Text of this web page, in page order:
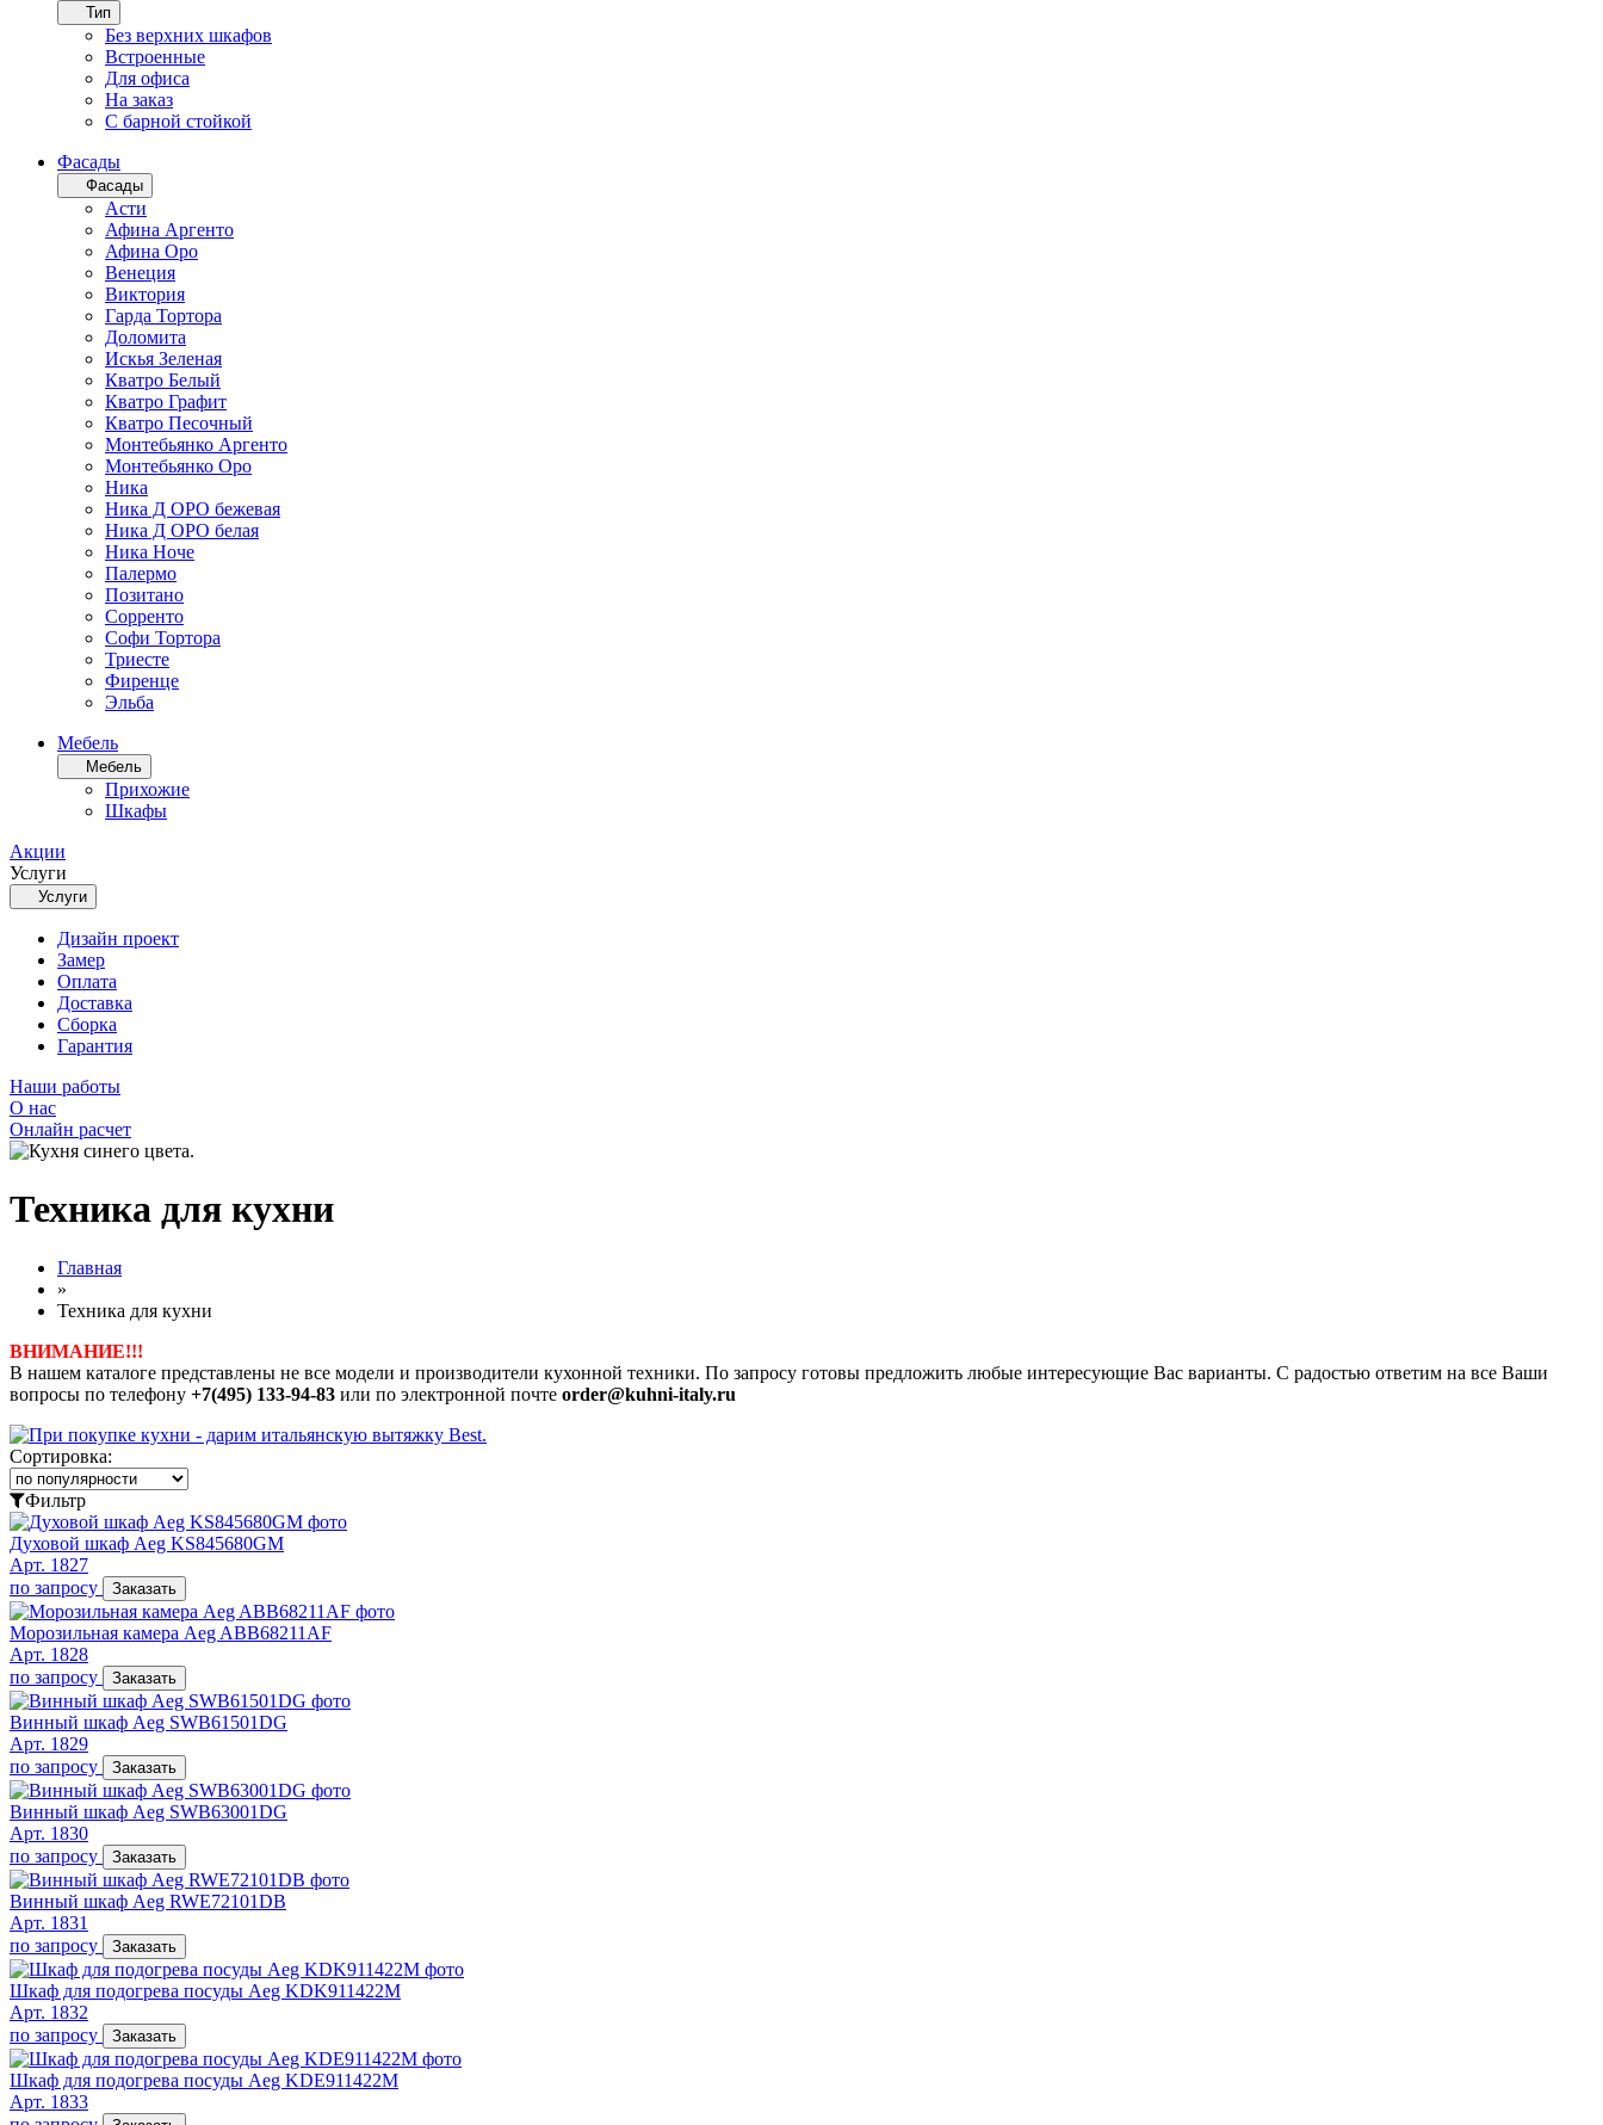
Тип
Без верхних шкафов
Встроенные
Для офиса
На заказ
С барной стойкой
Фасады
Фасады
Асти
Афина Аргенто
Афина Оро
Венеция
Виктория
Гарда Тортора
Доломита
Искья Зеленая
Кватро Белый
Кватро Графит
Кватро Песочный
Монтебьянко Аргенто
Монтебьянко Оро
Ника
Ника Д ОРО бежевая
Ника Д ОРО белая
Ника Ноче
Палермо
Позитано
Сорренто
Софи Тортора
Триесте
Фиренце
Эльба
Мебель
Мебель
Прихожие
Шкафы
Акции
Услуги
Услуги
Дизайн проект
Замер
Оплата
Доставка
Сборка
Гарантия
Наши работы
О нас
Онлайн расчет
Техника для кухни
Главная
»
Техника для кухни
ВНИМАНИЕ!!!
В нашем каталоге представлены не все модели и производители кухонной техники. По запросу готовы предложить любые интересующие Вас варианты. С радостью ответим на все Ваши
вопросы по телефону +7(495) 133-94-83 или по электронной почте order@kuhni-italy.ru
Сортировка:
Фильтр
Духовой шкаф Aeg KS845680GM
Арт. 1827
по запросу
Заказать
Морозильная камера Aeg ABB68211AF
Арт. 1828
по запросу
Заказать
Винный шкаф Aeg SWB61501DG
Арт. 1829
по запросу
Заказать
Винный шкаф Aeg SWB63001DG
Арт. 1830
по запросу
Заказать
Винный шкаф Aeg RWE72101DB
Арт. 1831
по запросу
Заказать
Шкаф для подогрева посуды Aeg KDK911422M
Арт. 1832
по запросу
Заказать
Шкаф для подогрева посуды Aeg KDE911422M
Арт. 1833